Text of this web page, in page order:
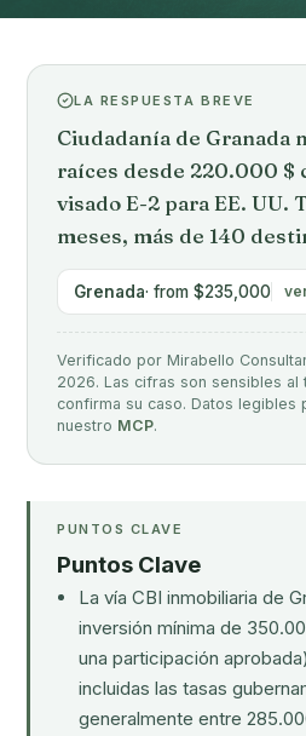
LA RESPUESTA BREVE
Ciudadanía de Granada
raíces desde 220.000 $
visado E-2 para EE. UU.
meses, más de 140
Grenada· from $235,000
Verificado por Mirabello
2026. Las cifras son sensibles al
confirma su caso. Datos legibles
nuestro MCP.
PUNTOS CLAVE
Puntos Clave
La vía CBI inmobiliaria de
inversión mínima de
una participación
incluidas las tasas
generalmente entre